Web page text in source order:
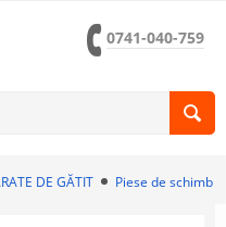
0741-040-759
DE GĂTIT Piese de schimb